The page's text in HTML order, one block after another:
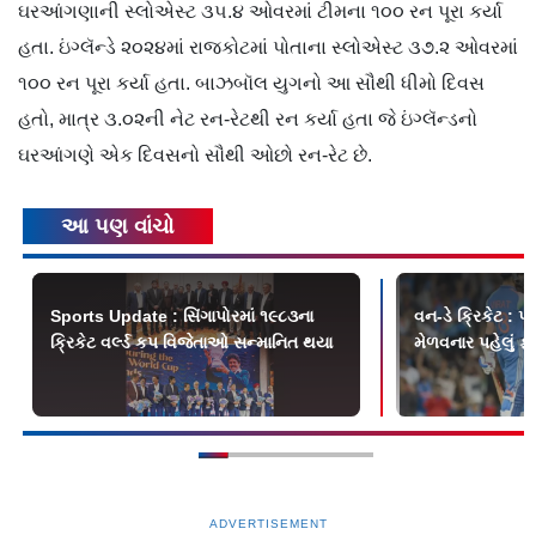
ઘરઆંગણાની સ્લોએસ્ટ ૩૫.૪ ઓવરમાં ટીમના ૧૦૦ રન પૂરા કર્યા
હતા. ઇંગ્લૅન્ડે ૨૦૨૪માં રાજકોટમાં પોતાના સ્લોએસ્ટ ૩૭.૨ ઓવરમાં
૧૦૦ રન પૂરા કર્યા હતા. બાઝબૉલ યુગનો આ સૌથી ધીમો દિવસ
હતો, માત્ર ૩.૦૨ની નેટ રન-રેટથી રન કર્યા હતા જે ઇંગ્લૅન્ડનો
ઘરઆંગણે એક દિવસનો સૌથી ઓછો રન-રેટ છે.
આ પણ વાંચો
Sports Update : સિંગાપોરમાં ૧૯૮૩ના
ક્રિકેટ વર્લ્ડ કપ વિજેતાઓ સન્માનિત થયા
વન-ડે ક્રિકેટ :
મેળવનાર પહેલું
ADVERTISEMENT